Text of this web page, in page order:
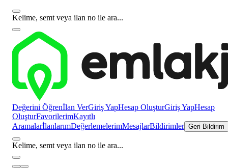
Kelime, semt veya ilan no ile ara...
Değerini Öğrenİlan VerGiriş YapHesap OluşturGiriş YapHesap
OluşturFavorilerimKayıtlı
AramalarİlanlarımDeğerlemelerimMesajlarBildirimler Geri Bildirim
Kelime, semt veya ilan no ile ara...